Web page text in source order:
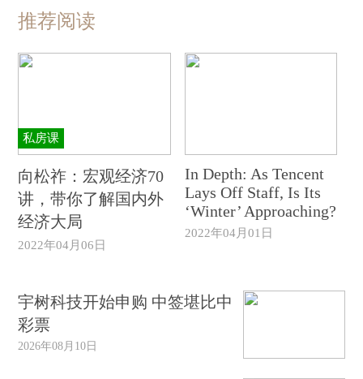
推荐阅读
私房课
向松祚：宏观经济70
讲，带你了解国内外
经济大局
2022年04月06日
In Depth: As Tencent
Lays Off Staff, Is Its
‘Winter’ Approaching?
2022年04月01日
宇树科技开始申购 中签堪比中
彩票
2026年08月10日